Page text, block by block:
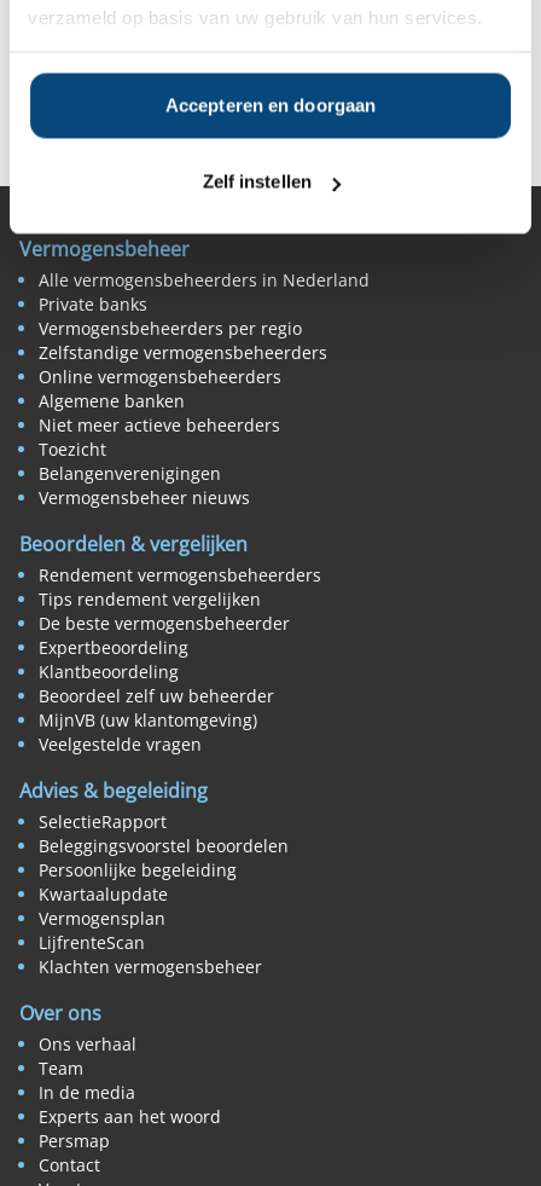
verzameld op basis van uw gebruik van hun services.
Accepteren en doorgaan
Zelf instellen
Deel op LinkedIn
Vermogensbeheer
Alle vermogensbeheerders in Nederland
Private banks
Vermogensbeheerders per regio
Zelfstandige vermogensbeheerders
Online vermogensbeheerders
Algemene banken
Niet meer actieve beheerders
Toezicht
Belangenverenigingen
Vermogensbeheer nieuws
Beoordelen & vergelijken
Rendement vermogensbeheerders
Tips rendement vergelijken
De beste vermogensbeheerder
Expertbeoordeling
Klantbeoordeling
Beoordeel zelf uw beheerder
MijnVB (uw klantomgeving)
Veelgestelde vragen
Advies & begeleiding
SelectieRapport
Beleggingsvoorstel beoordelen
Persoonlijke begeleiding
Kwartaalupdate
Vermogensplan
LijfrenteScan
Klachten vermogensbeheer
Over ons
Ons verhaal
Team
In de media
Experts aan het woord
Persmap
Contact